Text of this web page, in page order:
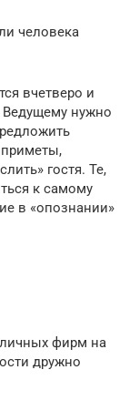
человека
вчетверо и
нужно
приметы,
гостя. Те,
к самому
в «опознании»
фирм на
дружно